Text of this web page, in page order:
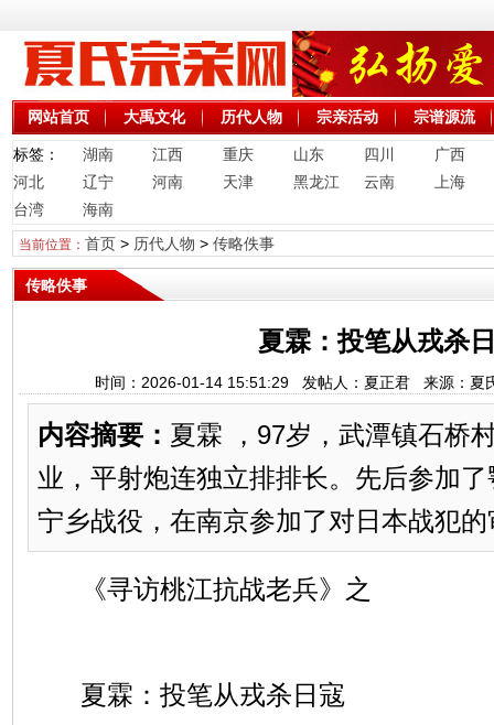
网站首页 大禹文化 历代人物 宗亲活动 宗谱源流
标签： 湖南 江西 重庆 山东 四川
广西
河北
辽宁 河南 天津 黑龙江 云南
上海
台湾
海南
当前位置： 首页> 历代人物 > 传略佚事
传略佚事
夏霖：投笔从戎杀
时间：2026-01-14 15:51:29 发帖人：夏正君 来源：夏
内容摘要： 夏霖 ，97岁，武潭镇石桥
业，平射炮连独立排排长。先后参加
宁乡战役，在南京参加了对日本战犯的
《寻访桃江抗战老兵》之
夏霖：投笔从戎杀日寇